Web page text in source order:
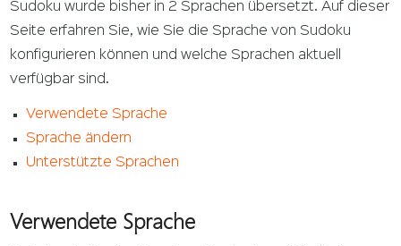
Sudoku wurde bisher in 2 Sprachen übersetzt. Auf dieser
Seite erfahren Sie, wie Sie die Sprache von Sudoku
konfigurieren können und welche Sprachen aktuell
verfügbar sind.
Verwendete Sprache
Sprache ändern
Unterstützte Sprachen
Verwendete Sprache